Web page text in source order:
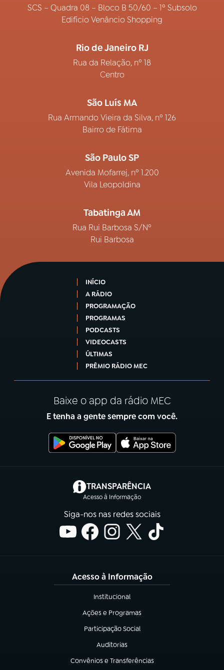
SCS – Quadra 08 – Bloco B 50/60 – 1º Subsolo
Edifício Venâncio Shopping
Rio de Janeiro RJ
Rua da Relação, nº 18
Centro
São Luís MA
Rua Armando Vieira da Silva, nº 126
Bairro de Fátima
São Paulo SP
Avenida Mofarrej, nº 1.200
Vila Leopoldina
Tabatinga AM
Rua Rui Barbosa S/Nº
Rui Barbosa
INÍCIO
A RÁDIO
PROGRAMAÇÃO
PROGRAMAS
PODCASTS
VIDEOCASTS
ÚLTIMAS
PRÊMIO RÁDIO MEC
Baixe o app da rádio MEC
E tenha a gente sempre com você.
TRANSPARÊNCIA
Acesso à Informação
(abre em nova aba)
Siga-nos nas redes sociais
Acesso à Informação
Institucional
(abre em nova aba)
Ações e Programas
(abre em nova aba)
Participação Social
(abre em nova aba)
Auditorias
(abre em nova aba)
Convênios e Transferências
(abre em nova aba)